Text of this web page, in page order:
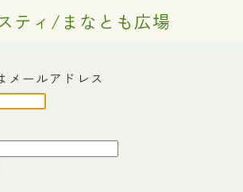
ティ/まなとも広場
メールアドレス